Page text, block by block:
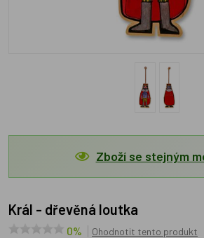
Zboží se stejným
Král - dřevěná loutka
0% Ohodnotit tento produkt